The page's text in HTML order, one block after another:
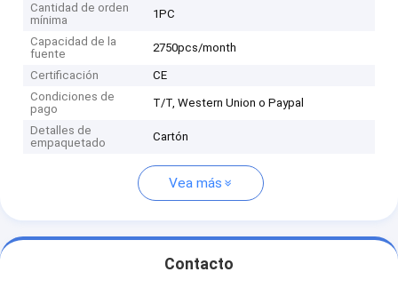
Cantidad de orden
mínima
1PC
Capacidad de la
fuente
2750pcs/month
Certificación
CE
Condiciones de
pago
T/T, Western Union o Paypal
Detalles de
empaquetado
Cartón
Vea más
Contacto